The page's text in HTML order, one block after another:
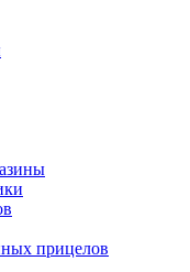
прицелов